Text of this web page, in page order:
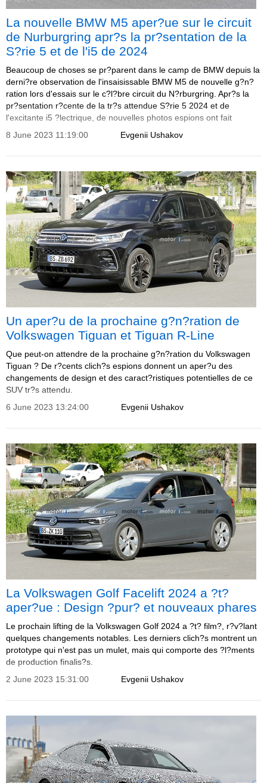
La nouvelle BMW M5 aper?ue sur le circuit
de Nurburgring apr?s la pr?sentation de la
S?rie 5 et de l'i5 de 2024
Beaucoup de choses se pr?parent dans le camp de BMW depuis la
derni?re observation de l'insaisissable BMW M5 de nouvelle g?n?
ration lors d'essais sur le c?l?bre circuit du N?rburgring. Apr?s la
pr?sentation r?cente de la tr?s attendue S?rie 5 2024 et de
l'excitante i5 ?lectrique, de nouvelles photos espions ont fait
Evgenii Ushakov
8 June 2023 11:19:00
Un aper?u de la prochaine g?n?ration de
Volkswagen Tiguan et Tiguan R-Line
Que peut-on attendre de la prochaine g?n?ration du Volkswagen
Tiguan ? De r?cents clich?s espions donnent un aper?u des
changements de design et des caract?ristiques potentielles de ce
SUV tr?s attendu.
Evgenii Ushakov
6 June 2023 13:24:00
La Volkswagen Golf Facelift 2024 a ?t?
aper?ue : Design ?pur? et nouveaux phares
Le prochain lifting de la Volkswagen Golf 2024 a ?t? film?, r?v?lant
quelques changements notables. Les derniers clich?s montrent un
prototype qui n'est pas un mulet, mais qui comporte des ?l?ments
de production finalis?s.
Evgenii Ushakov
2 June 2023 15:31:00